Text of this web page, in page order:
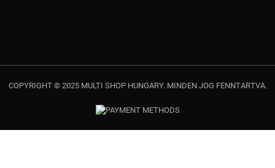
COPYRIGHT © 2025 MULTI SHOP HUNGARY. MINDEN JOG FENNTARTVA.